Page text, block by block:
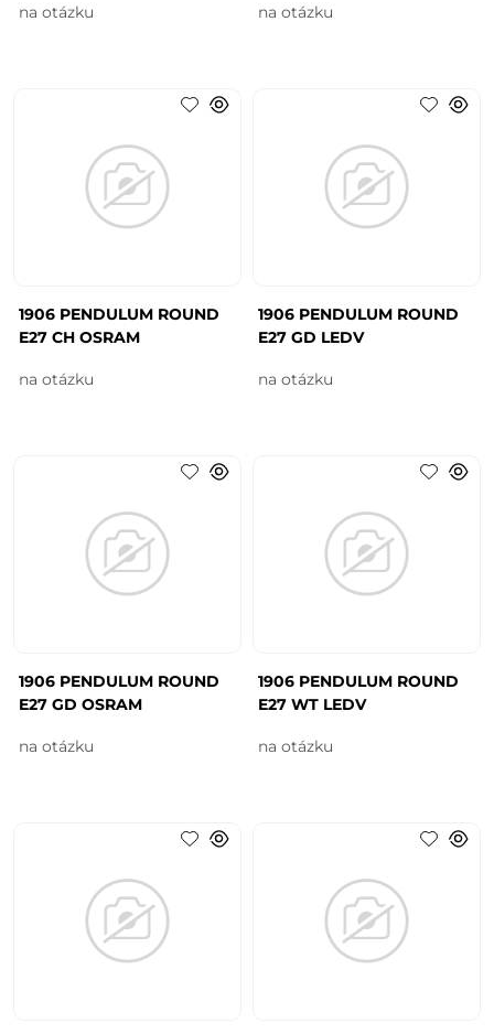
na otázku na otázku
1906 PENDULUM ROUND
E27 CH OSRAM
na otázku
1906 PENDULUM ROUND
E27 GD LEDV
na otázku
1906 PENDULUM ROUND
E27 GD OSRAM
na otázku
1906 PENDULUM ROUND
E27 WT LEDV
na otázku